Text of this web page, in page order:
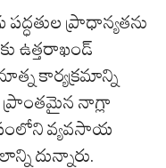
ప్రాధాన్యతను
ఉత్తరాఖండ్
కార్యక్రమాన్ని
ప్రాంతమైన నాగ్లా
వ్యవసాయ
దున్నారు.